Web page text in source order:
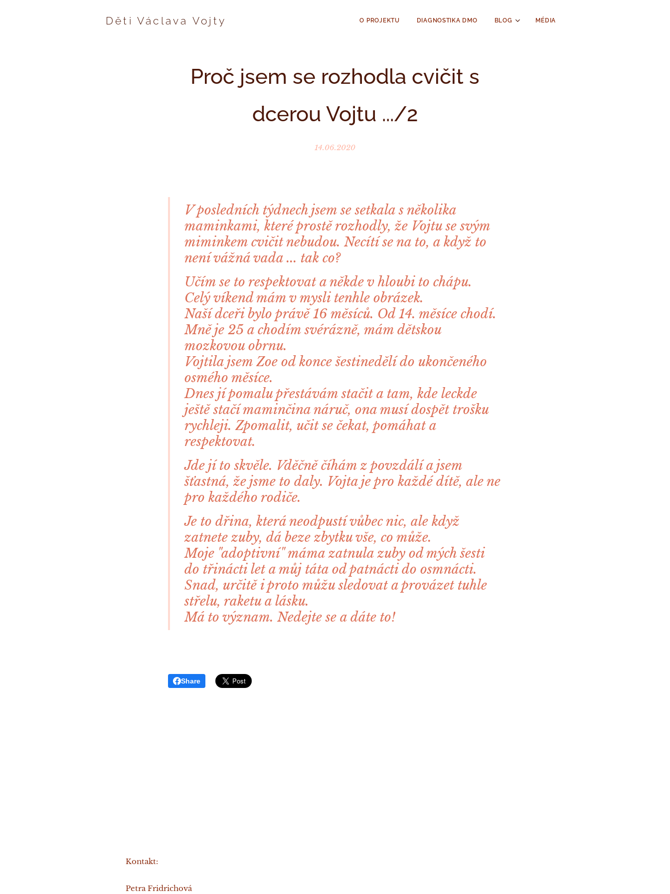
Děti Václava Vojty O PROJEKTU DIAGNOSTIKA DMO BLOG MÉDIA
Proč jsem se rozhodla cvičit s
dcerou Vojtu .../2
14.06.2020
V posledních týdnech jsem se setkala s několika
maminkami, které prostě rozhodly, že Vojtu se svým
miminkem cvičit nebudou. Necítí se na to, a když to
není vážná vada ... tak co?
Učím se to respektovat a někde v hloubi to chápu.
Celý víkend mám v mysli tenhle obrázek.
Naší dceři bylo právě 16 měsíců. Od 14. měsíce chodí.
Mně je 25 a chodím svérázně, mám dětskou
mozkovou obrnu.
Vojtila jsem Zoe od konce šestinedělí do ukončeného
osmého měsíce.
Dnes jí pomalu přestávám stačit a tam, kde leckde
ještě stačí maminčina náruč, ona musí dospět trošku
rychleji. Zpomalit, učit se čekat, pomáhat a
respektovat.
Jde jí to skvěle. Vděčně číhám z povzdálí a jsem
šťastná, že jsme to daly. Vojta je pro každé dítě, ale ne
pro každého rodiče.
Je to dřina, která neodpustí vůbec nic, ale když
zatnete zuby, dá beze zbytku vše, co může.
Moje "adoptivní" máma zatnula zuby od mých šesti
do třinácti let a můj táta od patnácti do osmnácti.
Snad, určitě i proto můžu sledovat a provázet tuhle
střelu, raketu a lásku.
Má to význam. Nedejte se a dáte to!
Share
Kontakt:
Petra Fridrichová